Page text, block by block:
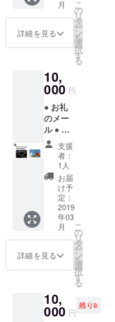
月
詳細を見る
こ
の
リ
タ
ー
ン
を
選
択
す
る
10,
000 円
● お礼
のメー
ル ● ハ
イビス
カスの
写真集
（32
ペー
ジ）
支援
者：
1人
お届
け予
定：
2019
年03
月
詳細を見る
こ
の
リ
タ
ー
ン
を
選
択
す
る
10,
000 円
残り8